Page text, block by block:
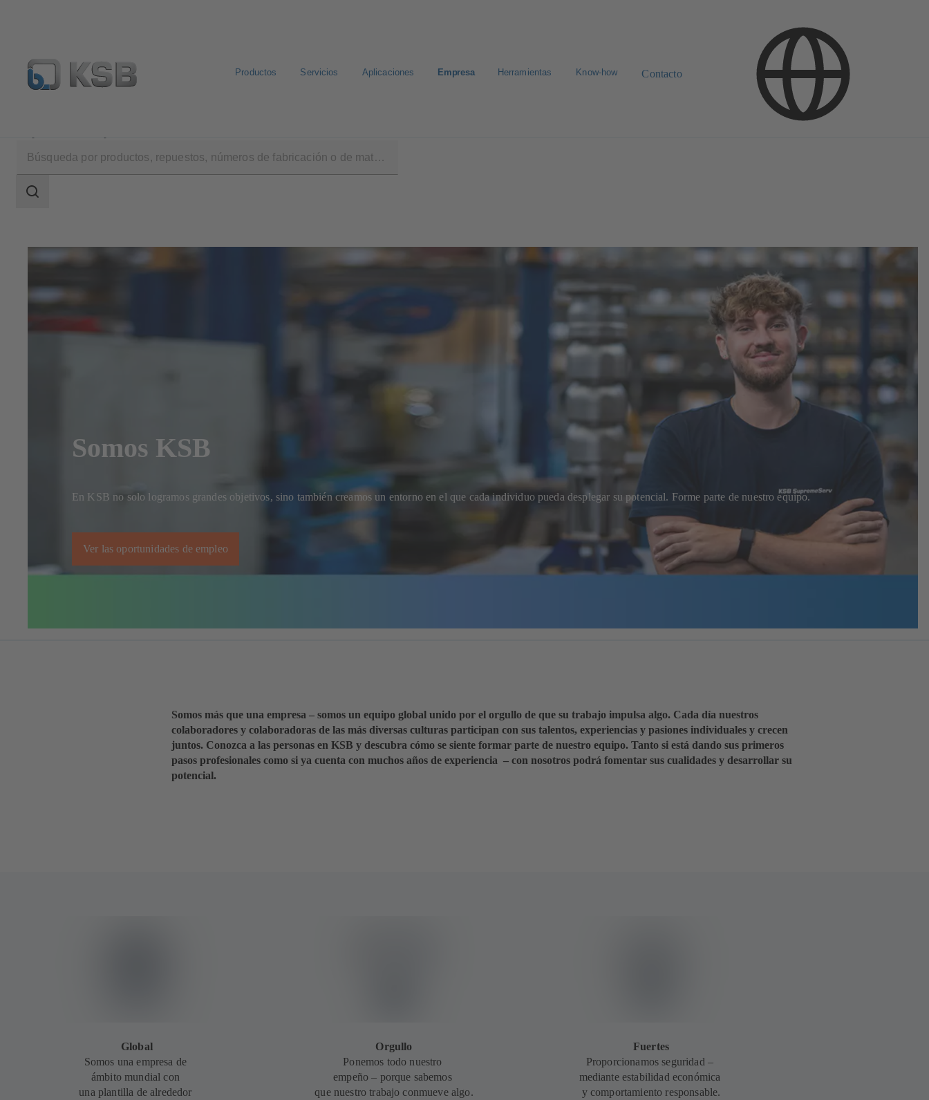
Productos Servicios Aplicaciones Empresa Herramientas Know-how Contacto
Área
Somos KSB
En KSB no solo logramos grandes objetivos, sino también creamos un entorno en el que cada individuo pueda desplegar su potencial. Forme parte de nuestro equipo.
Ver las oportunidades de empleo
Somos más que una empresa – somos un equipo global unido por el orgullo de que su trabajo impulsa algo. Cada día nuestros
colaboradores y colaboradoras de las más diversas culturas participan con sus talentos, experiencias y pasiones individuales y crecen
juntos. Conozca a las personas en KSB y descubra cómo se siente formar parte de nuestro equipo. Tanto si está dando sus primeros
pasos profesionales como si ya cuenta con muchos años de experiencia – con nosotros podrá fomentar sus cualidades y desarrollar su
potencial.
Global
Somos una empresa de
ámbito mundial con
una plantilla de alrededor
Orgullo
Ponemos todo nuestro
empeño – porque sabemos
que nuestro trabajo conmueve algo.
Fuertes
Proporcionamos seguridad –
mediante estabilidad económica
y comportamiento responsable.